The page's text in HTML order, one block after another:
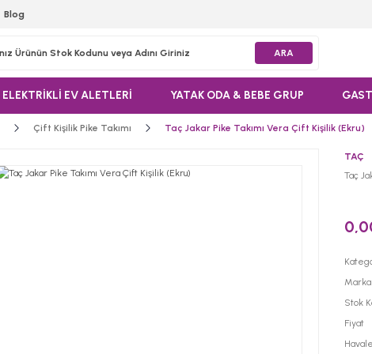
Blog
ARA
ELEKTRİKLİ EV ALETLERİ YATAK ODA & BEBE GRUP
Çift Kişilik Pike Takımı Taç Jakar Pike Takımı Vera Çift Kişilik (Ekru)
TAÇ
Taç
Marka
Stok
Fiyat
Havale